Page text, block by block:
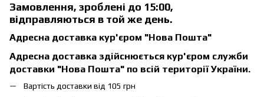
Замовлення, зроблені до 15:00,
відправляються в той же день.
Адресна доставка кур'єром "Нова Пошта"
Адресна доставка здійснюється кур'єром служби
доставки "Нова Пошта" по всій території України.
Вартість доставки від 105 грн